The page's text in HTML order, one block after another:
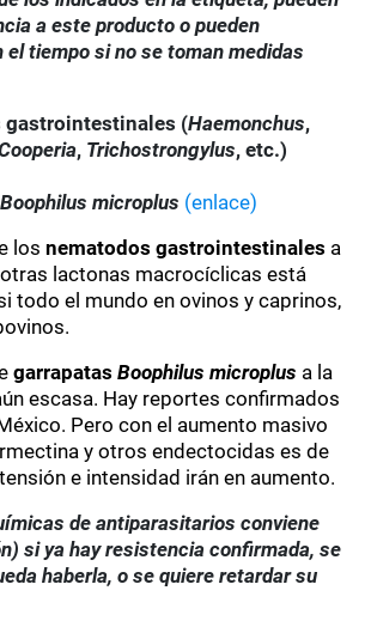
a este producto o pueden
el tiempo si no se toman medidas
gastrointestinales (Haemonchus,
, Trichostrongylus, etc.)
Boophilus microplus (enlace)
losnematodos gastrointestinales a
otras lactonas macrocíclicas está
todo el mundo en ovinos y caprinos,
garrapatasBoophilus microplus a la
escasa. Hay reportes confirmados
Pero con el aumento masivo
y otros endectocidas es de
e intensidad irán en aumento.
de antiparasitarios conviene
si ya hay resistencia confirmada, se
haberla, o se quiere retardar su